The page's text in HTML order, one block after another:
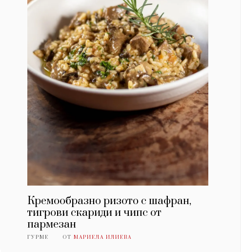
Кремообразно ризото с шафран,
тигрови скариди и чипс от
пармезан
ГУРМЕ ОТ МАРИЕЛА ИЛИЕВА